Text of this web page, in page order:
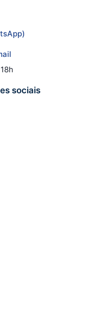
sociais